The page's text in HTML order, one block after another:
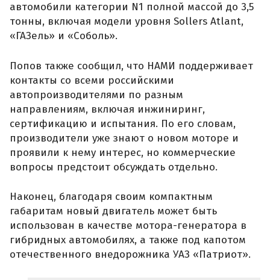
автомобили категории N1 полной массой до 3,5
тонны, включая модели уровня Sollers Atlant,
«ГАЗель» и «Соболь».
Попов также сообщил, что НАМИ поддерживает
контакты со всеми российскими
автопроизводителями по разным
направлениям, включая инжиниринг,
сертификацию и испытания. По его словам,
производители уже знают о новом моторе и
проявили к нему интерес, но коммерческие
вопросы предстоит обсуждать отдельно.
Наконец, благодаря своим компактным
габаритам новый двигатель может быть
использован в качестве мотора-генератора в
гибридных автомобилях, а также под капотом
отечественного внедорожника УАЗ «Патриот».